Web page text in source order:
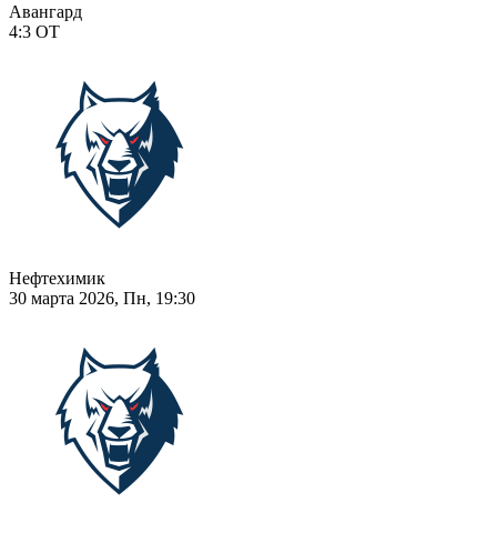
Авангард
4:3 ОТ
Нефтехимик
30 марта 2026, Пн, 19:30